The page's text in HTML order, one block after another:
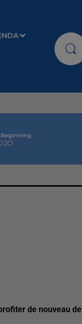
Beginning
de nouveau de